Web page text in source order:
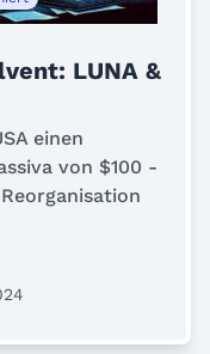
LUNA &
einen
von $100 -